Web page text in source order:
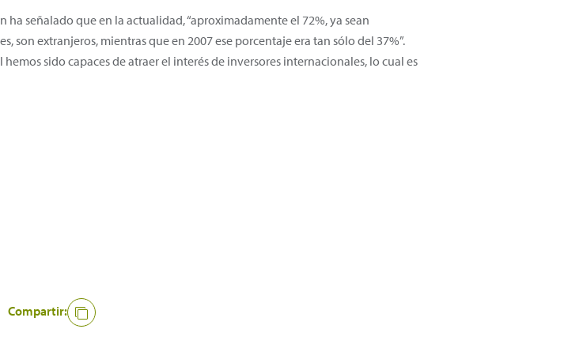
señalado que en la actualidad, “aproximadamente el 72%, ya sean
son extranjeros, mientras que en 2007 ese porcentaje era tan sólo del 37%”.
sido capaces de atraer el interés de inversores internacionales, lo cual es
Compartir: